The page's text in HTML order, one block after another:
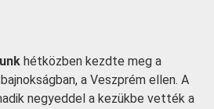
hétközben kezdte meg a
a Veszprém ellen. A
negyeddel a kezükbe vették a